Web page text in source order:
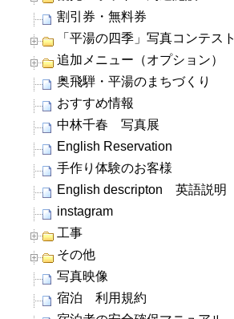
割引券・無料券
「平湯の四季」写真コンテスト
追加メニュー（オプション）
奥飛騨・平湯のまちづくり
おすすめ情報
中林千春 写真展
English Reservation
手作り体験のお客様
English descripton 英語説明
instagram
工事
その他
写真映像
宿泊 利用規約